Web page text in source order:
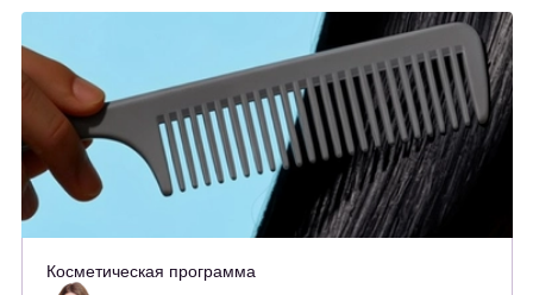
Косметическая программа